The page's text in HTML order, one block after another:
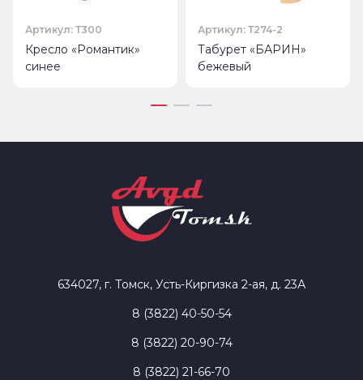
Артикул: Т300
Кресло «Романтик»
синее
Артикул: Т274-2
Табурет «БАРИН»
бежевый
634027, г. Томск, Усть-Киргизка 2-ая, д. 23А
8 (3822) 40-50-54
8 (3822) 20-90-74
8 (3822) 21-66-70